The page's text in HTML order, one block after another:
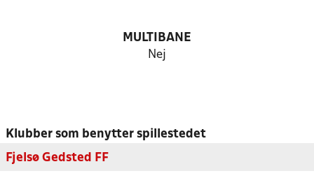
MULTIBANE
Nej
Klubber som benytter spillestedet
Fjelsø Gedsted FF